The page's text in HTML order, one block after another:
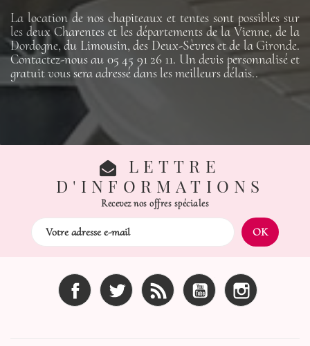
La location de nos chapiteaux et tentes sont possibles sur
les deux Charentes et les départements de la Vienne, de la
Dordogne, du Limousin, des Deux-Sèvres et de la Gironde.
Contactez-nous au 05 45 91 26 11. Un devis personnalisé et
gratuit vous sera adressé dans les meilleurs délais..
LETTRE
D'INFORMATIONS
Recevez nos offres spéciales
Facebook Twitter Rss YouTube